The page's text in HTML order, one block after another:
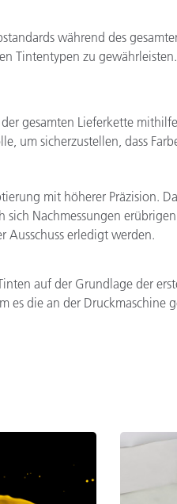
während des
Tintentypen zu gewährleisten.
gesamten Lieferkette
um sicherzustellen, dass
mit höherer Präzision.
sich Nachmessungen
Ausschuss erledigt werden.
auf der Grundlage der
es die an der Druckmaschine